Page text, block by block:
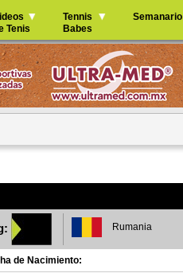
Jump to navigation
Tenis
Tennis
Babes
Semanario
Rumania
de Nacimiento: